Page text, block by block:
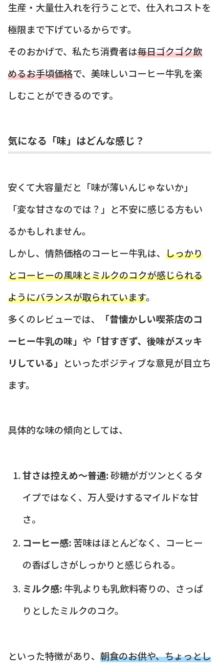
生産・大量仕入れを行うことで、仕入れコストを
極限まで下げているからです。
そのおかげで、私たち消費者は毎日ゴクゴク飲
めるお手頃価格で、美味しいコーヒー牛乳を楽
しむことができるのです。
気になる「味」はどんな感じ？
安くて大容量だと「味が薄いんじゃないか」
「変な甘さなのでは？」と不安に感じる方もい
るかもしれません。
しかし、情熱価格のコーヒー牛乳は、 しっかり
とコーヒーの風味とミルクのコクが感じられる
ようにバランスが取られています。
多くのレビューでは、
「昔懐かしい喫茶店のコ
ーヒー牛乳の味」 や 「甘すぎず、後味がスッキ
リしている」 といったポジティブな意見が目立ち
ます。
具体的な味の傾向としては、
甘さは控えめ～普通:砂糖がガツンとくるタ
イプではなく、万人受けするマイルドな甘
さ。
コーヒー感: 苦味はほとんどなく、コーヒー
の香ばしさがしっかりと感じられる。
ミルク感: 牛乳よりも乳飲料寄りの、さっぱ
りとしたミルクのコク。
といった特徴があり、 朝食のお供や、ちょっとし